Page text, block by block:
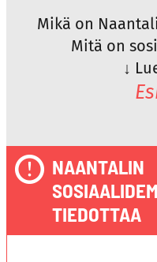
Mikä on
Mitä on
↓
NAANTALIN
TIEDOTTAA